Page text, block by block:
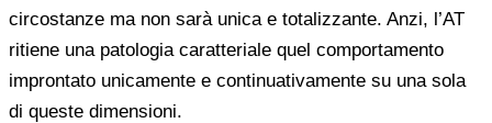
circostanze ma non sarà unica e totalizzante. Anzi, l’AT
ritiene una patologia caratteriale quel comportamento
improntato unicamente e continuativamente su una sola
di queste dimensioni.